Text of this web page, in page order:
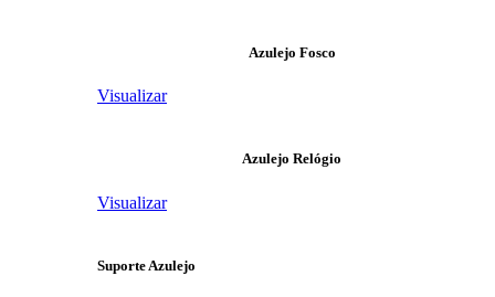
Azulejo Fosco
Visualizar
Azulejo Relógio
Visualizar
Suporte Azulejo